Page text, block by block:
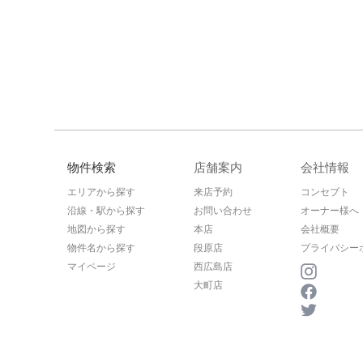
物件検索
エリアから探す
沿線・駅から探す
地図から探す
物件名から探す
マイページ
店舗案内
来店予約
お問い合わせ
本店
段原店
西広島店
大町店
会社情報
コンセプト
オーナー様へ
会社概要
プライバシー